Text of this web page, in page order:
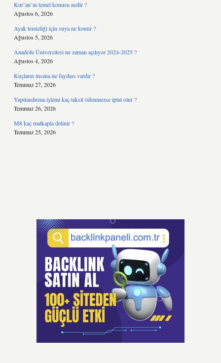
Kur’an’ın temel konusu nedir ?
Ağustos 6, 2026
Ayak temizliği için suya ne konur ?
Ağustos 5, 2026
Anadolu Üniversitesi ne zaman açılıyor 2024-2025 ?
Ağustos 4, 2026
Kuşların insana ne faydası vardır ?
Temmuz 27, 2026
Yapılandırma işlemi kaç taksit ödenmezse iptal olur ?
Temmuz 26, 2026
M8 kaç matkapla delinir ?
Temmuz 25, 2026